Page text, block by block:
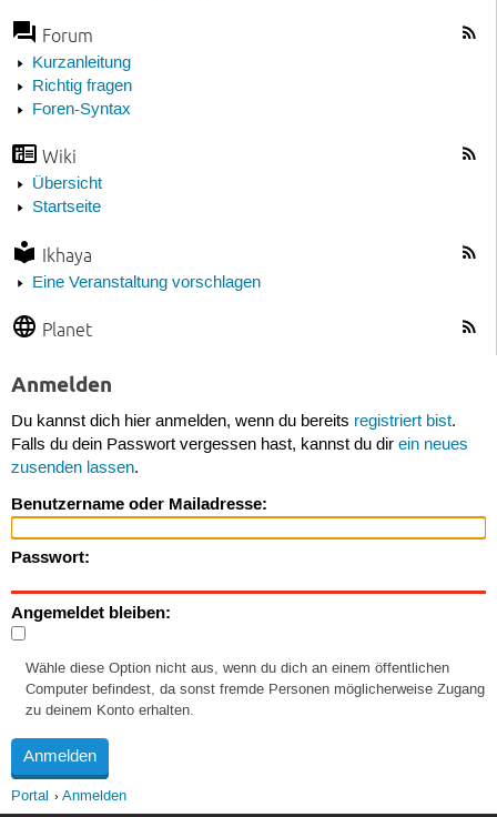
Forum
Kurzanleitung
Richtig fragen
Foren-Syntax
Wiki
Übersicht
Startseite
Ikhaya
Eine Veranstaltung vorschlagen
Planet
Anmelden
Du kannst dich hier anmelden, wenn du bereits registriert bist.
Falls du dein Passwort vergessen hast, kannst du dir ein neues
zusenden lassen.
Benutzername oder Mailadresse:
Passwort:
Angemeldet bleiben:
Wähle diese Option nicht aus, wenn du dich an einem öffentlichen
Computer befindest, da sonst fremde Personen möglicherweise Zugang
zu deinem Konto erhalten.
Portal Anmelden